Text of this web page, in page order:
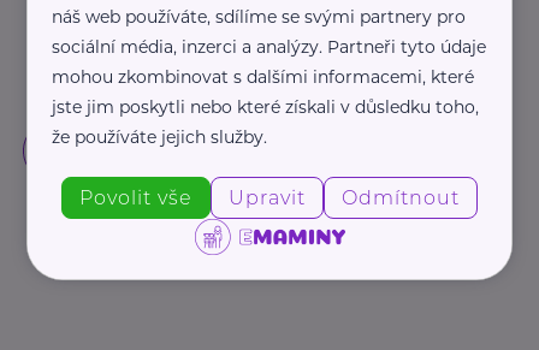
náš web používáte, sdílíme se svými partnery pro
sociální média, inzerci a analýzy. Partneři tyto údaje
mohou zkombinovat s dalšími informacemi, které
jste jim poskytli nebo které získali v důsledku toho,
že používáte jejich služby.
Povolit vše Upravit Odmítnout